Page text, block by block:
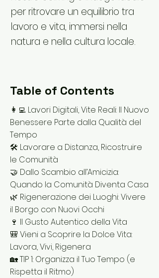
per ritrovare un equilibrio tra
lavoro e vita, immersi nella
natura e nella cultura locale.
Table of Contents
👩‍💻 Lavori Digitali, Vite Reali: Il Nuovo
Benessere Parte dalla Qualità del
Tempo
🛠 Lavorare a Distanza, Ricostruire
le Comunità
🤝 Dallo Scambio all’Amicizia:
Quando la Comunità Diventa Casa
🌿 Rigenerazione dei Luoghi: Vivere
il Borgo con Nuovi Occhi
🍷 Il Gusto Autentico della Vita
🎒 Vieni a Scoprire la Dolce Vita:
Lavora, Vivi, Rigenera
🏡 TIP 1: Organizza il Tuo Tempo (e
Rispetta il Ritmo)